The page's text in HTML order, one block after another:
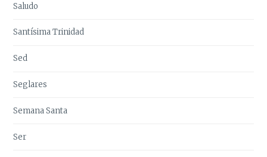
Saludo
Santísima Trinidad
Sed
Seglares
Semana Santa
Ser